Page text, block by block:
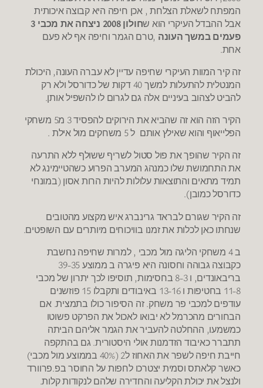
המפתח לשאלת הצלחת , אכן חיפה היא קבוצה איכותית
אבל ההבדל העיקרי הוא ש
חולון 2008 ניצחה את מכבי 3
פעמים במשך העונה ,טרם הגמר וחיפה אף לא פעם
אחת.
זה קיר המוות העיקרי שחיפה עדיין לא עברה העונה, היכולת
המנטלית להתעלות למשך 40 דקות של כדורסל ולא רק
להביט לצהוב בעיניים אלה גם לגרום לו להשפיל אותן.
הקיר הזה הוא זה שהביא את הירוקים להפסיד 3 מ5 משחקי
הפלייאוף והוא שאילץ אותם ל 5 משחקים מול אילת .
זה הקיר שהופך את פול סטול לשריף ששולף ללא התרעה
את התחמושת שלו כמנהג המערב הפרוע כשהטיימינג לא
תמיד מתאים והתוצאות עלולות להיות הרות אסון (במונחי
כדורסל כמובן).
זה הקיר שגורם לבראד גרינברג איש מקצוע מהטובים
שנחתו כאן לכלות את זמנו בוויכוחים מיותרים עם השופטים.
ב 4 משחקי הליגה מול מכבי , למרות שחיפה נחשבת
כקבוצה גבוהה וחסונה היא פיגרה ב ממוצע 39-35
בריבאונדים, ו 8-3 בחסימות, תוסיפו לכך יתרון של מכבי
11-8 בחטיפות ו 13-16 באיבודים ותקבלו 15 פוזשנים
עודפים למכבי פר משחק. זה הסיפור כולו בתמצית. אם
הבחורים מהכרמל לא יבואו לאכול את הפרקט פשוטו
כמשמעו, ההחלטה להעביר את הגמר אליהם הביתה
תתברר כאיבוד הזדמנות אולי היסטורית. גם בהתקפה
חייבת חיפה לשפר את האחוז ל2 (40% בממוצע מול מכבי)
כאשר קלאתס וסמית יצטרכו לחפות על החוסר בפ.פרוורד
ולנצל את יכולת הקליעה והחדירה שלהם לנקודות קלות.